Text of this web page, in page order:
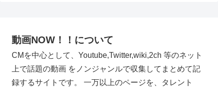
動画NOW！！について
CMを中心として、Youtube,Twitter,wiki,2ch 等のネット
上で話題の動画 をノンジャンルで収集してまとめて記
録するサイトです。 一万以上のページを、タレント